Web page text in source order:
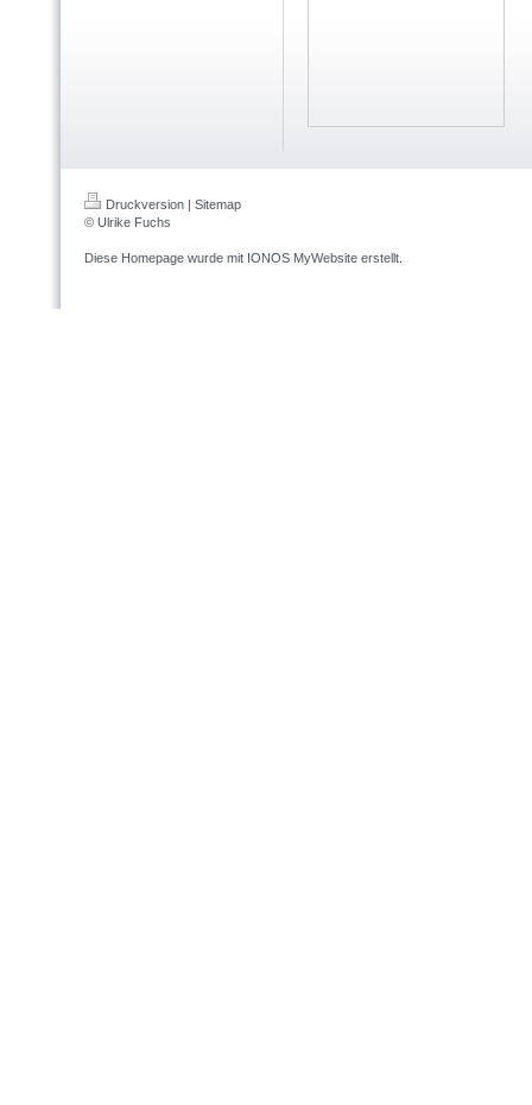
Druckversion | Sitemap
© Ulrike Fuchs
Diese Homepage wurde mit IONOS MyWebsite erstellt.